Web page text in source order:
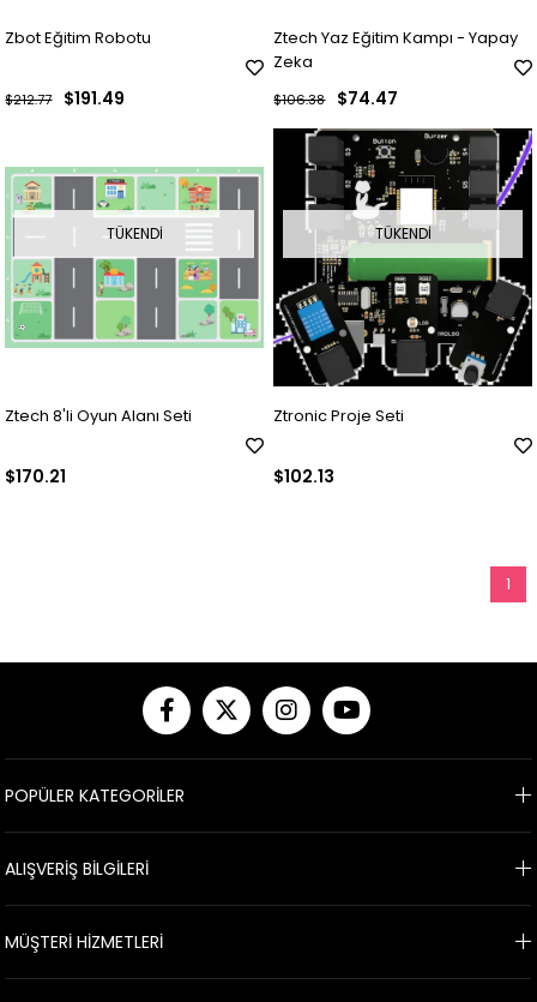
Zbot Eğitim Robotu
$191.49
$212.77
Ztech Yaz Eğitim Kampı - Yapay
Zeka
$74.47
$106.38
TÜKENDI
Ztech 8'li Oyun Alanı Seti
$170.21
TÜKENDI
Ztronic Proje Seti
$102.13
1
POPÜLER KATEGORİLER
ALIŞVERİŞ BİLGİLERİ
MÜŞTERİ HİZMETLERİ